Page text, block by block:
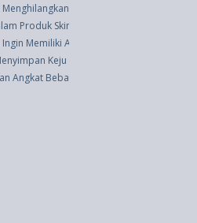
Sakit Leher dan Bahu
Produk Skincare
Memiliki Anak
Keju yang Terbuka
Angkat Beban Saat Latihan?